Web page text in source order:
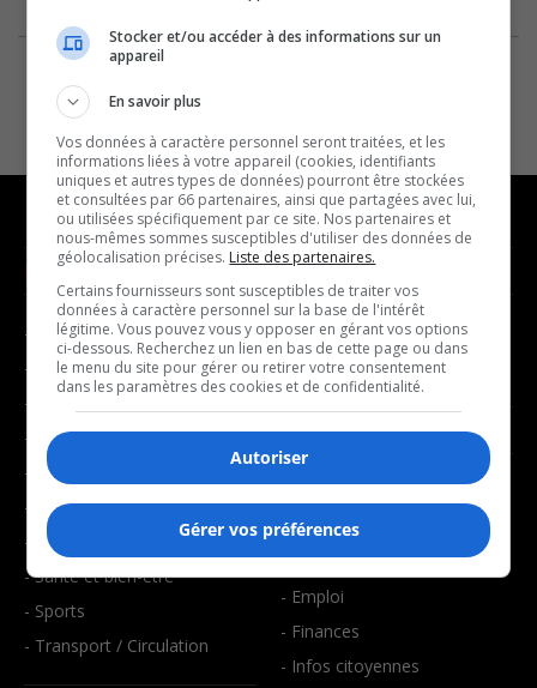
NOUVELLES
- Affaires municipales
- Communauté / Social
- Culture
- Économie
- Éducation
- Environnement
- Faits divers
- Santé et bien-être
- Sports
- Transport / Circulation
MUSIQUE
- Décompte franco
- Joué récemment
BALADOS
- Art de vivre
- Bien-être
- Emploi
- Finances
- Infos citoyennes
Stocker et/ou accéder à des informations sur un
appareil
En savoir plus
Vos données à caractère personnel seront traitées, et les
informations liées à votre appareil (cookies, identifiants
uniques et autres types de données) pourront être stockées
et consultées par 66 partenaires, ainsi que partagées avec lui,
ou utilisées spécifiquement par ce site. Nos partenaires et
nous-mêmes sommes susceptibles d'utiliser des données de
géolocalisation précises. Liste des partenaires.
Certains fournisseurs sont susceptibles de traiter vos
données à caractère personnel sur la base de l'intérêt
légitime. Vous pouvez vous y opposer en gérant vos options
ci-dessous. Recherchez un lien en bas de cette page ou dans
le menu du site pour gérer ou retirer votre consentement
dans les paramètres des cookies et de confidentialité.
Autoriser
Gérer vos préférences